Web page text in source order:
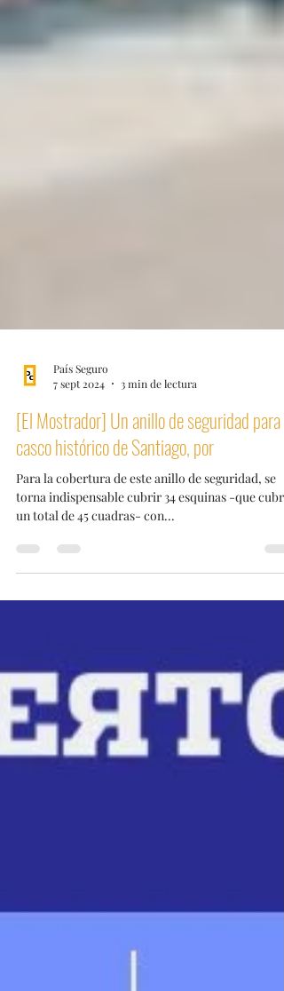
País Seguro
7 sept 2024
3 min de lectura
[El Mostrador] Un anillo de seguridad para el
casco histórico de Santiago, por
Para la cobertura de este anillo de seguridad, se